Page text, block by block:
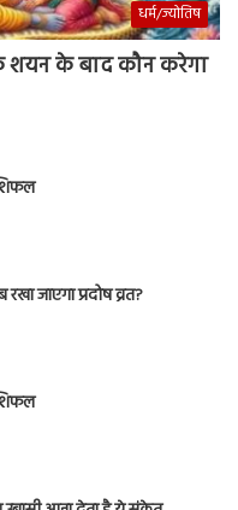
धर्म/ज्योतिष
शयन के बाद कौन करेगा
जाएगा प्रदोष व्रत?